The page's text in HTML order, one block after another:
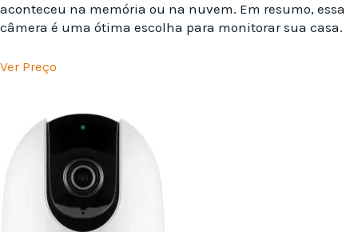
aconteceu na memória ou na nuvem. Em resumo, essa
câmera é uma ótima escolha para monitorar sua casa.
Ver Preço